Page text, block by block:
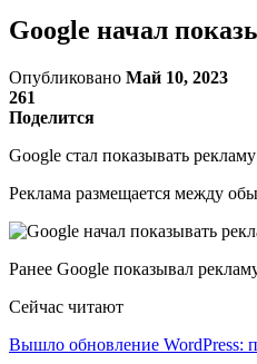
Google начал
Опубликовано Май 10, 2023
261
Поделится
Google стал показывать
Реклама размещается между
Ранее Google показывал
Сейчас читают
Вышло обновление WordPress: